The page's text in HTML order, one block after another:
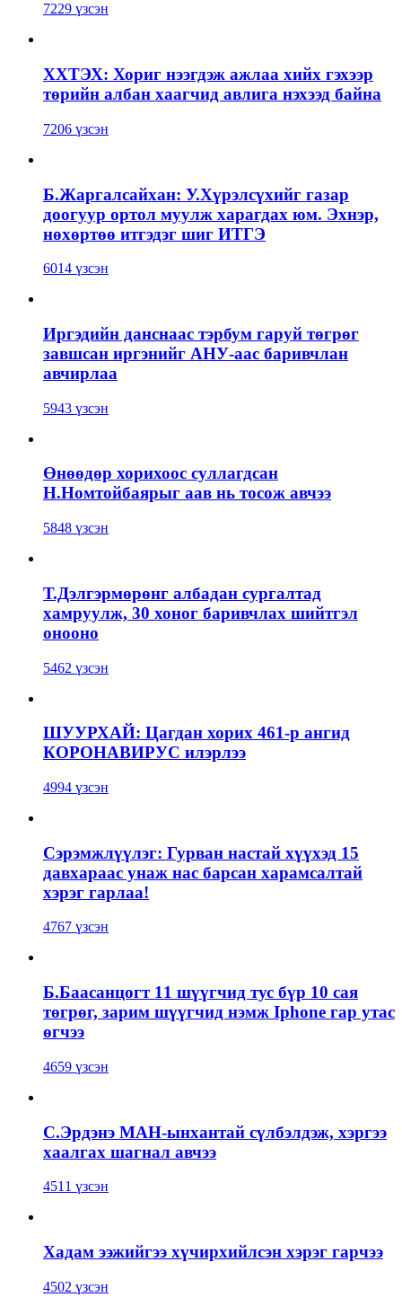
7229 үзсэн
ХХТЭХ: Хориг нээгдэж ажлаа хийх гэхээр
төрийн албан хаагчид авлига нэхээд байна
7206 үзсэн
Б.Жаргалсайхан: У.Хүрэлсүхийг газар
доогуур ортол муулж харагдах юм. Эхнэр,
нөхөртөө итгэдэг шиг ИТГЭ
6014 үзсэн
Иргэдийн данснаас тэрбум гаруй төгрөг
завшсан иргэнийг АНУ-аас баривчлан
авчирлаа
5943 үзсэн
Өнөөдөр хорихоос суллагдсан
Н.Номтойбаярыг аав нь тосож авчээ
5848 үзсэн
Т.Дэлгэрмөрөнг албадан сургалтад
хамруулж, 30 хоног баривчлах шийтгэл
онооно
5462 үзсэн
ШУУРХАЙ: Цагдан хорих 461-р ангид
КОРОНАВИРУС илэрлээ
4994 үзсэн
Сэрэмжлүүлэг: Гурван настай хүүхэд 15
давхараас унаж нас барсан харамсалтай
хэрэг гарлаа!
4767 үзсэн
Б.Баасанцогт 11 шүүгчид тус бүр 10 сая
төгрөг, зарим шүүгчид нэмж Iphone гар утас
өгчээ
4659 үзсэн
С.Эрдэнэ МАН-ынхантай сүлбэлдэж, хэргээ
хаалгах шагнал авчээ
4511 үзсэн
Хадам ээжийгээ хүчирхийлсэн хэрэг гарчээ
4502 үзсэн